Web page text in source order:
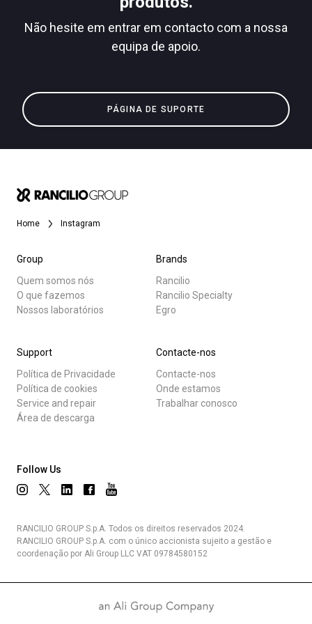
Não hesite em entrar em contacto com a nossa
equipa de apoio.
PÁGINA DE SUPORTE
Home Instagram
Group
Quem somos nós
O que fazemos
Nossos laboratórios
Brands
Rancilio
Rancilio Specialty
Egro
Support
Política de Privacidade
Política de cookies
Service and repair
Área de descarga
Contacte-nos
Contacte-nos
Onde estamos
Trabalhar conosco
Follow Us
RANCILIO GROUP S.p.A. Todos os direitos reservados 2024.
RANCILIO GROUP S.p.A. com o único accionista sujeito a gestão e
coordenação por Ali Group LLC VAT 09784580152
Produtos
Descarregar